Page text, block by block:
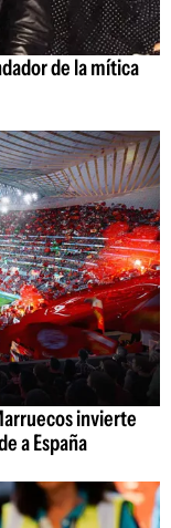
de la mítica
invierte
a España